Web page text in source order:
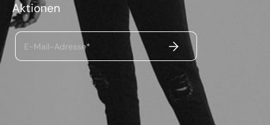
Aktionen
E-Mail-Adresse* ABSENDEN